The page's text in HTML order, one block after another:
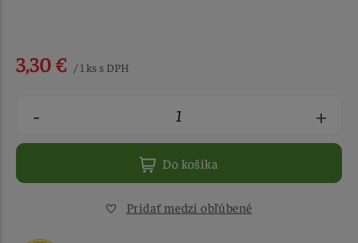
3,30 € / 1 ks s DPH
- +
Do košíka
Pridať medzi obľúbené